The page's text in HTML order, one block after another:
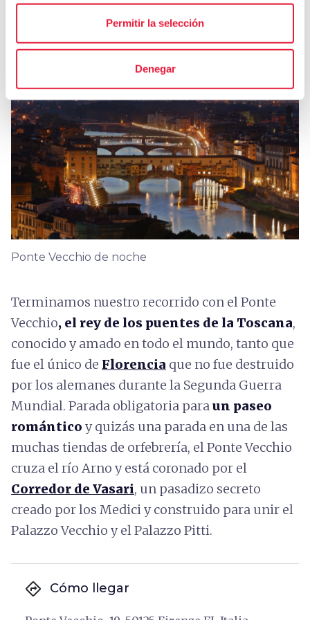
Permitir la selección
Denegar
5. Ponte Vecchio
Ponte Vecchio de noche
Terminamos nuestro recorrido con el Ponte
Vecchio, el rey de los puentes de la Toscana,
conocido y amado en todo el mundo, tanto que
fue el único de Florencia que no fue destruido
por los alemanes durante la Segunda Guerra
Mundial. Parada obligatoria paraun paseo
romántico y quizás una parada en una de las
muchas tiendas de orfebrería, el Ponte Vecchio
cruza el río Arno y está coronado por el
Corredor de Vasari, un pasadizo secreto
creado por los Medici y construido para unir el
Palazzo Vecchio y el Palazzo Pitti.
directions Cómo llegar